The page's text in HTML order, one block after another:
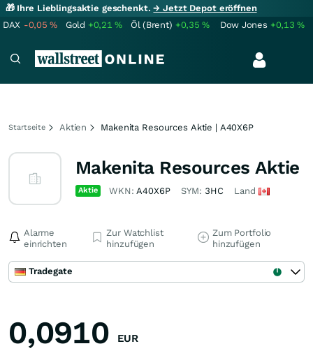
🎁 Ihre Lieblingsaktie geschenkt.→ Jetzt Depot eröffnen
DAX -0,05% Gold +0,21% Öl (Brent) +0,35% Dow Jones +0,13%
Startseite Aktien Makenita Resources Aktie | A40X6P
Makenita Resources Aktie
Aktie WKN:A40X6P SYM: 3HC Land
Alarme
einrichten
Zur Watchlist
hinzufügen
Zum Portfolio
hinzufügen
Tradegate
0,0910 EUR